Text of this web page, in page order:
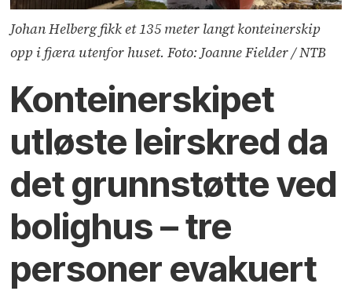
Johan Helberg fikk et 135 meter langt konteinerskip
opp i fjæra utenfor huset. Foto: Joanne Fielder / NTB
Konteinerskipet
utløste leirskred da
det grunnstøtte ved
bolighus – tre
personer evakuert